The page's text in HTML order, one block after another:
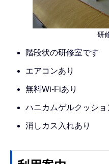
研
階段状の研修室です
エアコンあり
無料Wi-Fiあり
ハニカムゲルクッショ
消しカス入れあり